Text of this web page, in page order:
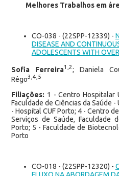
Melhores Trabalhos em
CO-038 - (22SPP-12339) -
DISEASE AND
ADOLESCENTS WITH
Sofia Ferreira1,2; Daniela
Rêgo3,4,5
Filiações: 1 - Centro Hospitalar
Faculdade de Ciências da Saúde
- Hospital CUF Porto; 4 - Centro
Serviços de Saúde, Faculdade
Porto; 5 - Faculdade de
Porto
CO-018 - (22SPP-12320) -